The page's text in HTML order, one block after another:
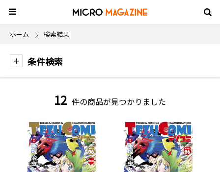
ホーム 検索結果
条件検索
12 件の商品が見つかりました